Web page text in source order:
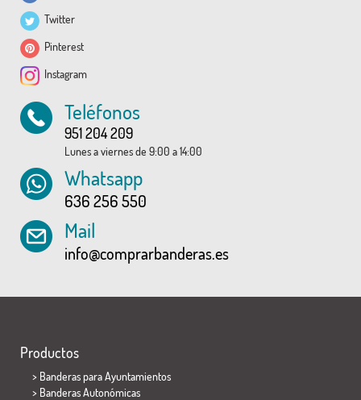
Twitter
Pinterest
Instagram
Teléfonos
951 204 209
Lunes a viernes de 9:00 a 14:00
Whatsapp
636 256 550
Mail
info@comprarbanderas.es
Productos
> Banderas para Ayuntamientos
> Banderas Autonómicas